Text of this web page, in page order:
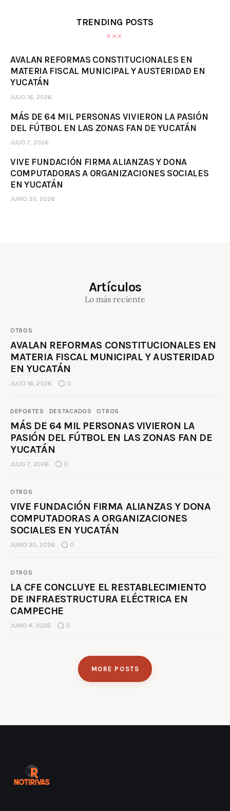
TRENDING POSTS
AVALAN REFORMAS CONSTITUCIONALES EN
MATERIA FISCAL MUNICIPAL Y AUSTERIDAD EN
YUCATÁN
JULIO 16, 2026
MÁS DE 64 MIL PERSONAS VIVIERON LA PASIÓN
DEL FÚTBOL EN LAS ZONAS FAN DE YUCATÁN
JULIO 7, 2026
VIVE FUNDACIÓN FIRMA ALIANZAS Y DONA
COMPUTADORAS A ORGANIZACIONES SOCIALES
EN YUCATÁN
JUNIO 30, 2026
Artículos
Lo más reciente
OTROS
AVALAN REFORMAS CONSTITUCIONALES EN
MATERIA FISCAL MUNICIPAL Y AUSTERIDAD
EN YUCATÁN
JULIO 16, 2026 0
DEPORTES DESTACADOS OTROS
MÁS DE 64 MIL PERSONAS VIVIERON LA
PASIÓN DEL FÚTBOL EN LAS ZONAS FAN DE
YUCATÁN
JULIO 7, 2026 0
OTROS
VIVE FUNDACIÓN FIRMA ALIANZAS Y DONA
COMPUTADORAS A ORGANIZACIONES
SOCIALES EN YUCATÁN
JUNIO 30, 2026 0
OTROS
LA CFE CONCLUYE EL RESTABLECIMIENTO
DE INFRAESTRUCTURA ELÉCTRICA EN
CAMPECHE
JUNIO 4, 2026 0
MORE POSTS